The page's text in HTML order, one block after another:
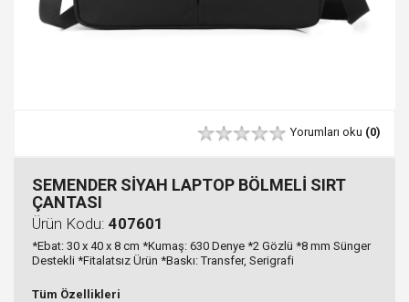
Yorumları oku (0)
SEMENDER SİYAH LAPTOP BÖLMELİ SIRT
ÇANTASI
Ürün Kodu: 407601
*Ebat: 30 x 40 x 8 cm *Kumaş: 630 Denye *2 Gözlü *8 mm Sünger
Destekli *Fitalatsız Ürün *Baskı: Transfer, Serigrafi
Tüm Özellikleri